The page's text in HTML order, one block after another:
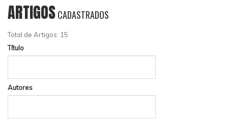
ARTIGOSCADASTRADOS
Total de Artigos: 15
Título
Autores